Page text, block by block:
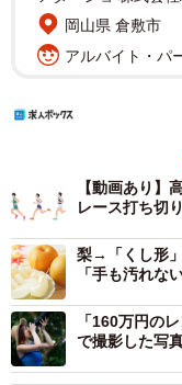
岡山県 倉敷市
アルバイト・パ
【動画あり】
レース打ち切
梨→「くし形
「手も汚れな
「160万円の
で撮影した写